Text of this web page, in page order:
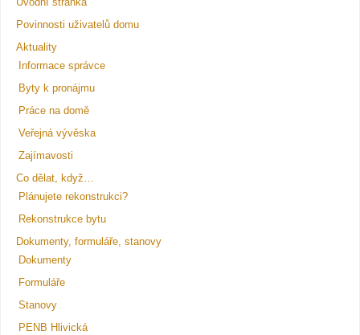
Úvodní stránka
Povinnosti uživatelů domu
Aktuality
Informace správce
Byty k pronájmu
Práce na domě
Veřejná vývěska
Zajímavosti
Co dělat, když…
Plánujete rekonstrukci?
Rekonstrukce bytu
Dokumenty, formuláře, stanovy
Dokumenty
Formuláře
Stanovy
PENB Hlivická